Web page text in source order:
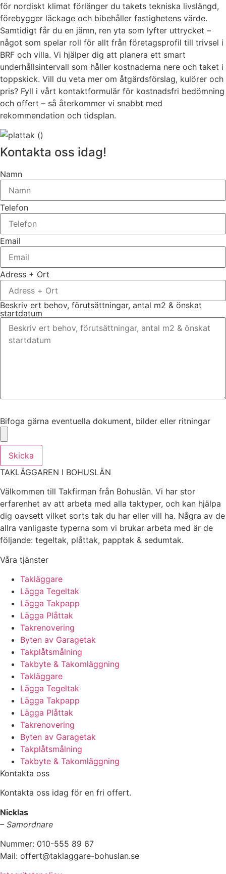
för nordiskt klimat förlänger du takets tekniska livslängd,
förebygger läckage och bibehåller fastighetens värde.
Samtidigt får du en jämn, ren yta som lyfter uttrycket –
något som spelar roll för allt från företagsprofil till trivsel i
BRF och villa. Vi hjälper dig att planera ett smart
underhållsintervall som håller kostnaderna nere och taket i
toppskick. Vill du veta mer om åtgärdsförslag, kulörer och
pris? Fyll i vårt kontaktformulär för kostnadsfri bedömning
och offert – så återkommer vi snabbt med
rekommendation och tidsplan.
Kontakta oss idag!
Namn
Telefon
Email
Adress + Ort
Beskriv ert behov, förutsättningar, antal m2 & önskat
startdatum
Bifoga gärna eventuella dokument, bilder eller ritningar
Skicka
TAKLÄGGAREN I BOHUSLÄN
Välkommen till Takfirman från Bohuslän. Vi har stor
erfarenhet av att arbeta med alla taktyper, och kan hjälpa
dig oavsett vilket sorts tak du har eller vill ha. Några av de
allra vanligaste typerna som vi brukar arbeta med är de
följande: tegeltak, plåttak, papptak & sedumtak.
Våra tjänster
Takläggare
Lägga Tegeltak
Lägga Takpapp
Lägga Plåttak
Takrenovering
Byten av Garagetak
Takplåtsmålning
Takbyte & Takomläggning
Takläggare
Lägga Tegeltak
Lägga Takpapp
Lägga Plåttak
Takrenovering
Byten av Garagetak
Takplåtsmålning
Takbyte & Takomläggning
Kontakta oss
Kontakta oss idag för en fri offert.
Nicklas
– Samordnare
Nummer: 010-555 89 67
Mail: offert@taklaggare-bohuslan.se